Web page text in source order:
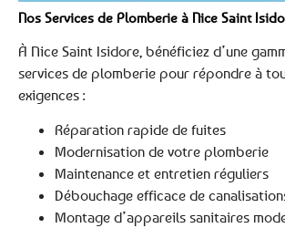
Nos Services de Plomberie à Nice Saint
À Nice Saint Isidore, bénéficiez d’une
services de plomberie pour répondre à
exigences :
Réparation rapide de fuites
Modernisation de votre plomberie
Maintenance et entretien réguliers
Débouchage efficace de
Montage d’appareils sanitaires